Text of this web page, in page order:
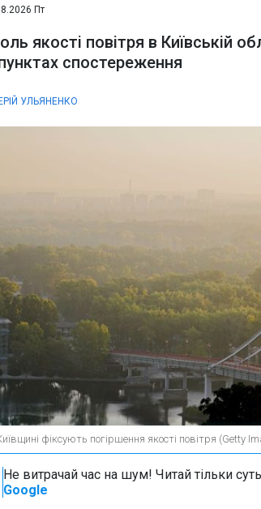
Пт
якості повітря в Київській
спостереження
УЛЬЯНЕНКО
фіксують погіршення якості повітря (Getty
Не витрачай час на шум! Читай тільки
Google